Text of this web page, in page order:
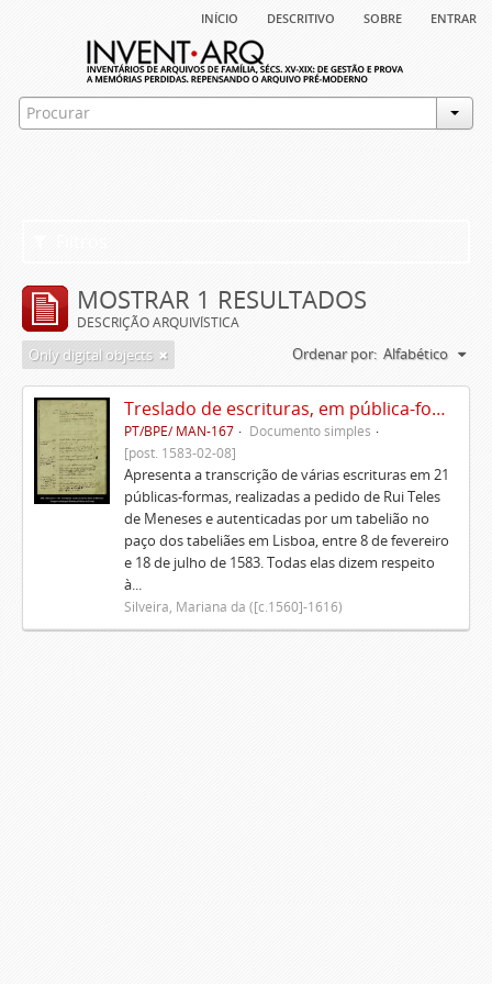
início descritivo sobre entrar
MOSTRAR 1 RESULTADOS
DESCRIÇÃO ARQUIVÍSTICA
Only digital objects Ordenar por: Alfabético
Treslado de escrituras, em pública-forma, de Rui Teles de Meneses
PT/BPE/ MAN-167
Documento simples
[post. 1583-02-08]
Apresenta a transcrição de várias escrituras em 21
públicas-formas, realizadas a pedido de Rui Teles
de Meneses e autenticadas por um tabelião no
paço dos tabeliães em Lisboa, entre 8 de fevereiro
e 18 de julho de 1583. Todas elas dizem respeito
à...
Silveira, Mariana da ([c.1560]-1616)